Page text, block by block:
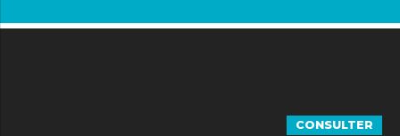
CONSULTER